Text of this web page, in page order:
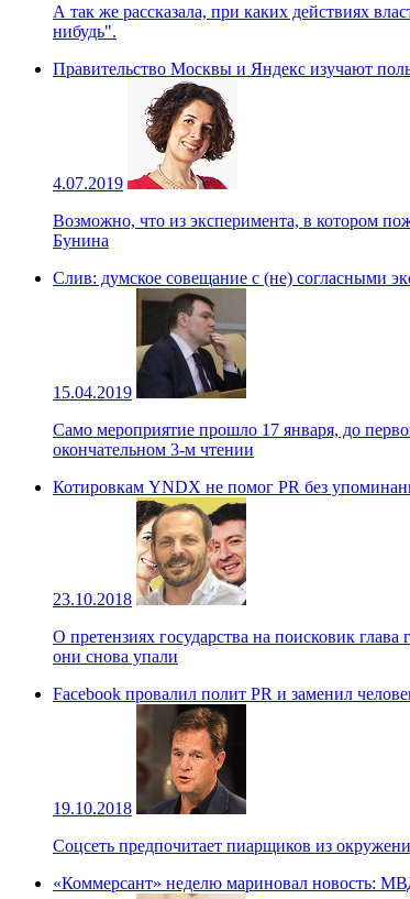
А так же рассказала, при каких действиях
нибудь".
Правительство Москвы и Яндекс изучают
4.07.2019
Возможно, что из эксперимента, в котором
Бунина
Слив: думское совещание с (не) согласными
15.04.2019
Само мероприятие прошло 17 января, до
окончательном 3-м чтении
Котировкам YNDX не помог PR без
23.10.2018
О претензиях государства на поисковик
они снова упали
Facebook провалил полит PR и заменил
19.10.2018
Соцсеть предпочитает пиарщиков из
«Коммерсант» неделю мариновал новость: